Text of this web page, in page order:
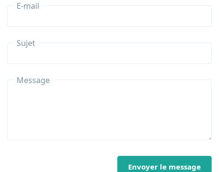
E-mail
Sujet
Message
Envoyer le message